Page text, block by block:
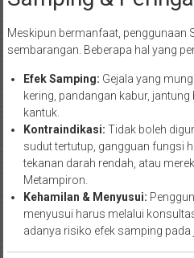
Meskipun bermanfaat, penggunaan
sembarangan. Beberapa hal yang
Efek Samping: Gejala yang
kering, pandangan kabur,
kantuk.
Kontraindikasi: Tidak boleh
sudut tertutup, gangguan fungsi
tekanan darah rendah, atau
Metampiron.
Kehamilan & Menyusui:
menyusui harus melalui
adanya risiko efek samping pada